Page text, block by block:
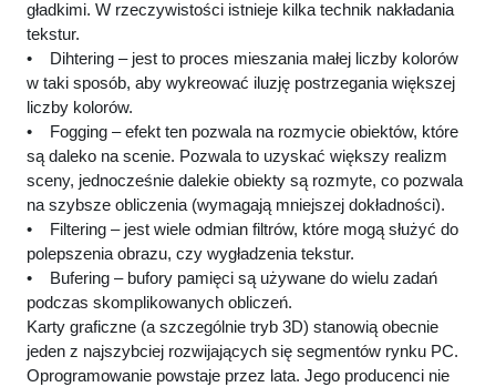
gładkimi. W rzeczywistości istnieje kilka technik nakładania
tekstur.
• Dihtering – jest to proces mieszania małej liczby kolorów
w taki sposób, aby wykreować iluzję postrzegania większej
liczby kolorów.
• Fogging – efekt ten pozwala na rozmycie obiektów, które
są daleko na scenie. Pozwala to uzyskać większy realizm
sceny, jednocześnie dalekie obiekty są rozmyte, co pozwala
na szybsze obliczenia (wymagają mniejszej dokładności).
• Filtering – jest wiele odmian filtrów, które mogą służyć do
polepszenia obrazu, czy wygładzenia tekstur.
• Bufering – bufory pamięci są używane do wielu zadań
podczas skomplikowanych obliczeń.
Karty graficzne (a szczególnie tryb 3D) stanowią obecnie
jeden z najszybciej rozwijających się segmentów rynku PC.
Oprogramowanie powstaje przez lata. Jego producenci nie